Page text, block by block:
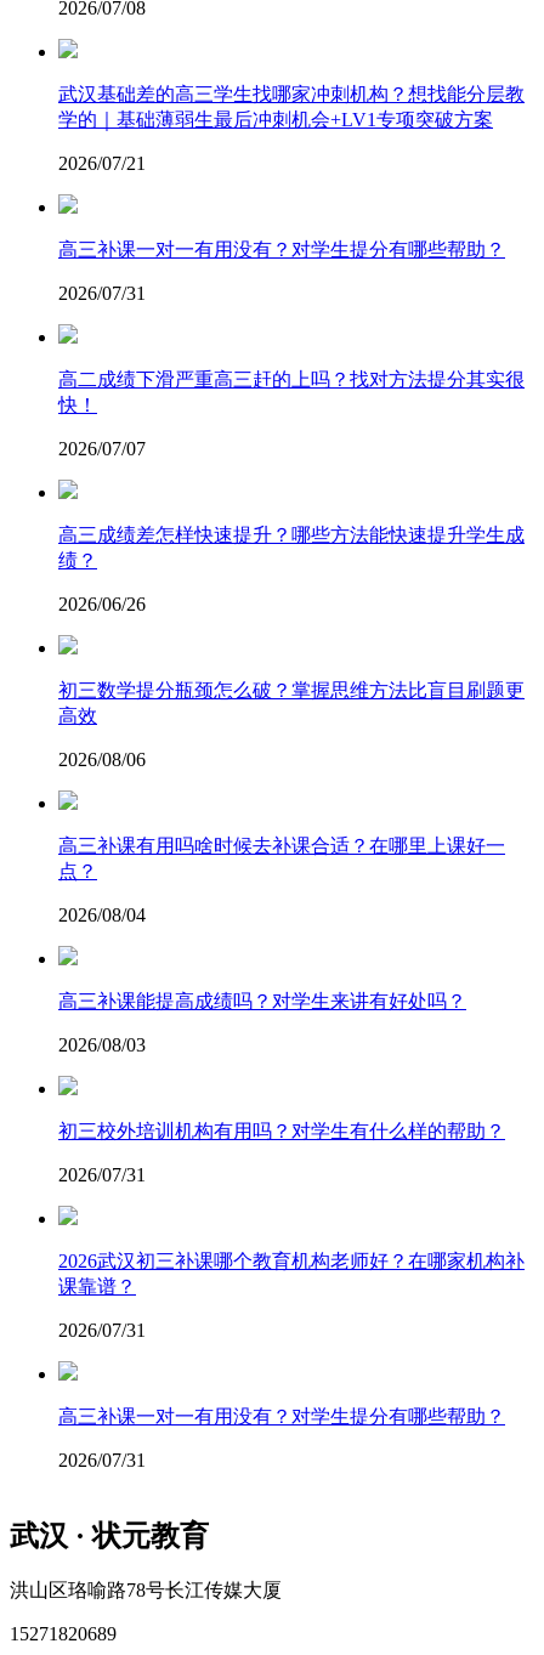
2026/07/08
武汉基础差的高三学生找哪家冲刺机构？想找能分层教
学的｜基础薄弱生最后冲刺机会+LV1专项突破方案
2026/07/21
高三补课一对一有用没有？对学生提分有哪些帮助？
2026/07/31
高二成绩下滑严重高三赶的上吗？找对方法提分其实很
快！
2026/07/07
高三成绩差怎样快速提升？哪些方法能快速提升学生成
绩？
2026/06/26
​初三数学提分瓶颈怎么破？掌握思维方法比盲目刷题更
高效
2026/08/06
高三补课有用吗啥时候去补课合适？在哪里上课好一
点？
2026/08/04
高三补课能提高成绩吗？对学生来讲有好处吗？
2026/08/03
初三校外培训机构有用吗？对学生有什么样的帮助？
2026/07/31
2026武汉初三补课哪个教育机构老师好？在哪家机构补
课靠谱？
2026/07/31
高三补课一对一有用没有？对学生提分有哪些帮助？
2026/07/31
武汉 · 状元教育
洪山区珞喻路78号长江传媒大厦
15271820689